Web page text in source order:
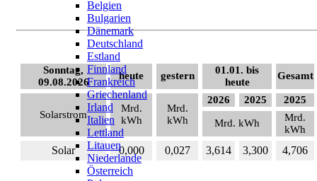
Belgien
Bulgarien
Dänemark
Deutschland
Estland
Finnland
Frankreich
Griechenland
Irland
Italien
Lettland
Litauen
Niederlande
Österreich
Sonntag,
09.08.2026
heute gestern
01.01. bis
heute
Gesamt
Solarstrom
Mrd.
kWh
Mrd.
kWh
2026 2025 2025
Mrd. kWh
Mrd.
kWh
Solar 0,000 0,027 3,614 3,300 4,706